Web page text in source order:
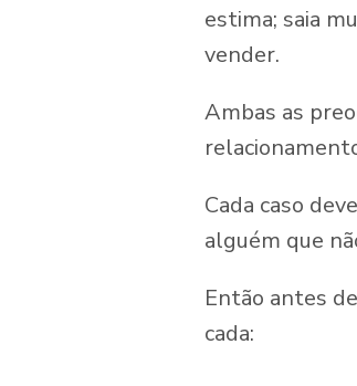
estima; saia
vender.
Ambas as
Cada caso
alguém que
Então antes
cada: